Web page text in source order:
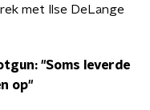
met Ilse DeLange
"Soms leverde
op"